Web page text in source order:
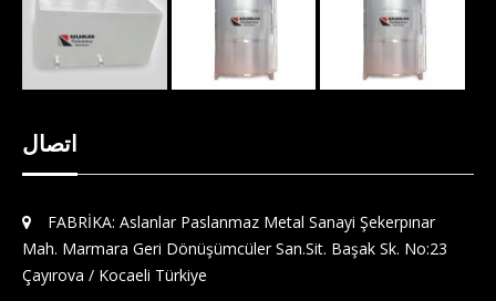
اتصال
FABRİKA: Aslanlar Paslanmaz Metal Sanayi Şekerpınar
Mah. Marmara Geri Dönüşümcüler San.Sit. Başak Sk. No:23
Çayırova / Kocaeli Türkiye